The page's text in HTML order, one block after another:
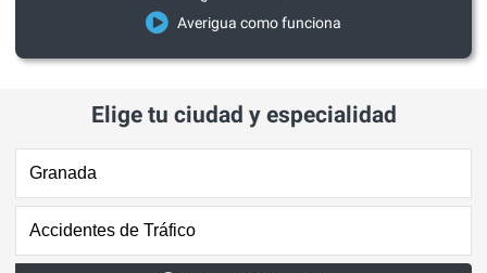
Averigua como funciona
Elige tu ciudad y especialidad